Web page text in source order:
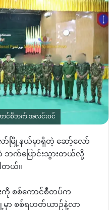
ောင်စီဘက် အလင်းဝင်
ာ်မြို့နယ်မှာရှိတဲ့ ဆော့်လော်
ဘက်ပြောင်းသွားတယ်လို့
တယ်။
ကို စစ်ကောင်စီတပ်က
မှာ စစ်ရဟတ်ယာဉ်နဲ့လာ